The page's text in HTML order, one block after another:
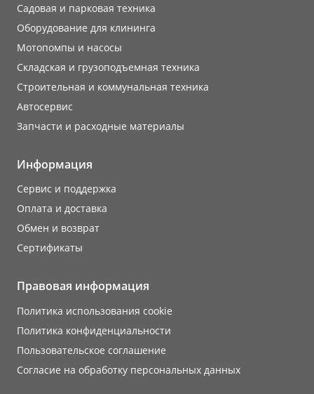
Садовая и парковая техника
Оборудование для клининга
Мотопомпы и насосы
Складская и грузоподъемная техника
Строительная и коммунальная техника
Автосервис
Запчасти и расходные материалы
Информация
Сервис и поддержка
Оплата и доставка
Обмен и возврат
Сертификаты
Правовая информация
Политика использования cookie
Политика конфиденциальности
Пользовательское соглашение
Согласие на обработку персональных данных